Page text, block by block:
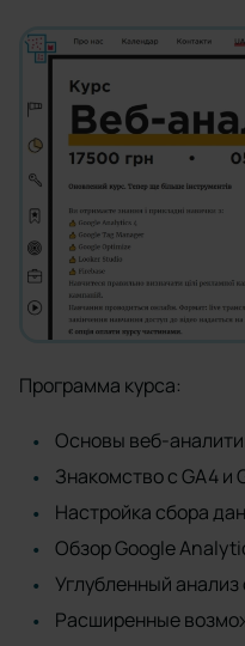
Программа курса:
Основы веб-
Знакомство с GA4 и
Настройка сбора
Обзор Google
Углубленный
Расширенные